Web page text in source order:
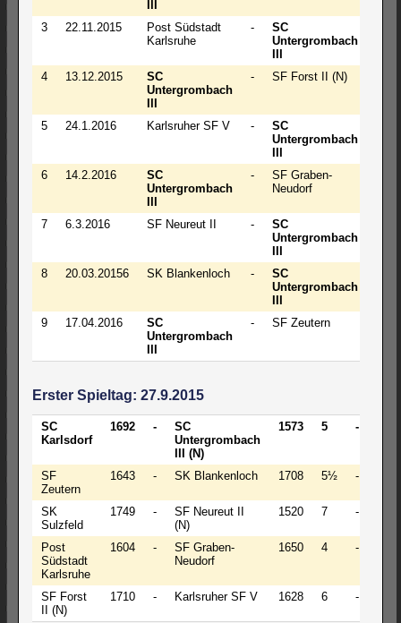
3 22.11.2015
Post Südstadt
Karlsruhe
-
SC
Untergrombach
4 13.12.2015
SC
Untergrombach
- SF Forst II (N)
5 24.1.2016 Karlsruher SF V -
SC
Untergrombach
6 14.2.2016
SC
Untergrombach
-
SF Graben-
Neudorf
7 6.3.2016 SF Neureut II -
SC
Untergrombach
8 20.03.20156 SK Blankenloch -
SC
Untergrombach
9 17.04.2016
SC
Untergrombach
- SF Zeutern
Erster Spieltag: 27.9.2015
SC
Karlsdorf
1692 -
SC
Untergrombach
III (N)
1573 5 -
SF
Zeutern
1643 - SK Blankenloch 1708 5½ -
SK
Sulzfeld
1749 -
SF Neureut II
(N)
1520 7 -
Post
Südstadt
Karlsruhe
1604 -
SF Graben-
Neudorf
1650 4 -
SF Forst
II (N)
1710 - Karlsruher SF V 1628 6 -